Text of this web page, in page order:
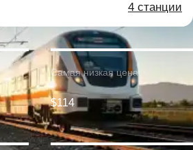
4 станции
Самая низкая цена:
$114